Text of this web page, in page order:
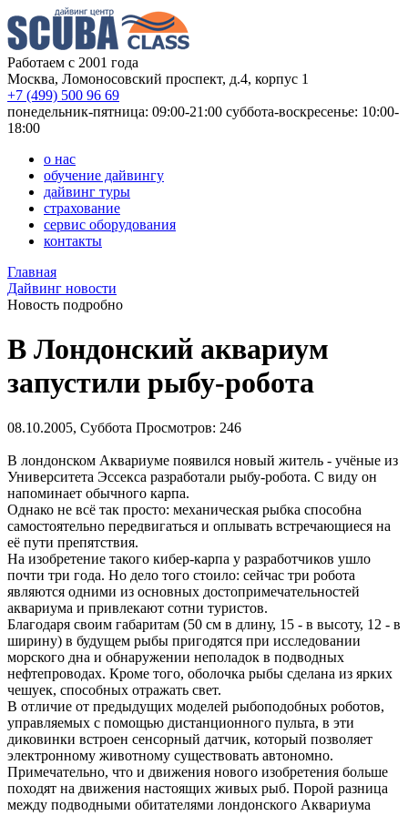
Работаем с 2001 года
Москва, Ломоносовский проспект, д.4, корпус 1
+7 (499) 500 96 69
понедельник-пятница: 09:00-21:00 суббота-воскресенье: 10:00-
18:00
о нас
обучение дайвингу
дайвинг туры
страхование
сервис оборудования
контакты
Главная
Дайвинг новости
Новость подробно
В Лондонский аквариум
запустили рыбу-робота
08.10.2005, Суббота Просмотров: 246
В лондонском Аквариуме появился новый житель - учёные из
Университета Эссекса разработали рыбу-робота. С виду он
напоминает обычного карпа.
Однако не всё так просто: механическая рыбка способна
самостоятельно передвигаться и оплывать встречающиеся на
её пути препятствия.
На изобретение такого кибер-карпа у разработчиков ушло
почти три года. Но дело того стоило: сейчас три робота
являются одними из основных достопримечательностей
аквариума и привлекают сотни туристов.
Благодаря своим габаритам (50 см в длину, 15 - в высоту, 12 - в
ширину) в будущем рыбы пригодятся при исследовании
морского дна и обнаружении неполадок в подводных
нефтепроводах. Кроме того, оболочка рыбы сделана из ярких
чешуек, способных отражать свет.
В отличие от предыдущих моделей рыбоподобных роботов,
управляемых с помощью дистанционного пульта, в эти
диковинки встроен сенсорный датчик, который позволяет
электронному животному существовать автономно.
Примечательно, что и движения нового изобретения больше
походят на движения настоящих живых рыб. Порой разница
между подводными обитателями лондонского Аквариума